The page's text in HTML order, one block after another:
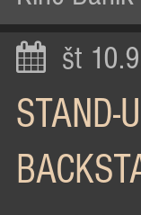
št
STAND-